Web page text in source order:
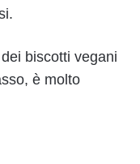
biscotti vegani
è molto